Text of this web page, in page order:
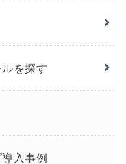
を探す
入事例